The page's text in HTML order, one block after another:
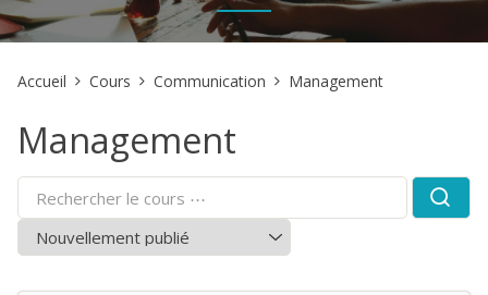
Accueil Cours Communication Management
Management